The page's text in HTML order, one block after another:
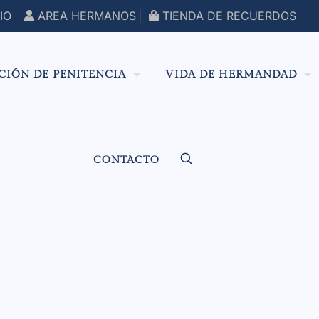
AREA HERMANOS TIENDA DE RECUERDOS
DE PENITENCIA VIDA DE HERMANDAD
CONTACTO